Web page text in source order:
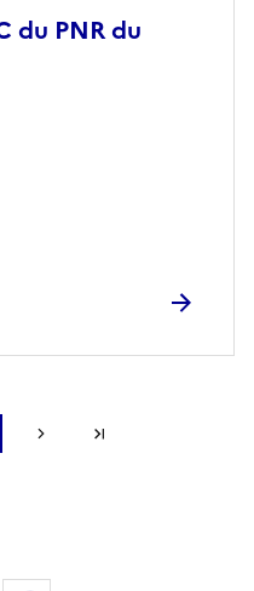
du PNR du
Page suivante